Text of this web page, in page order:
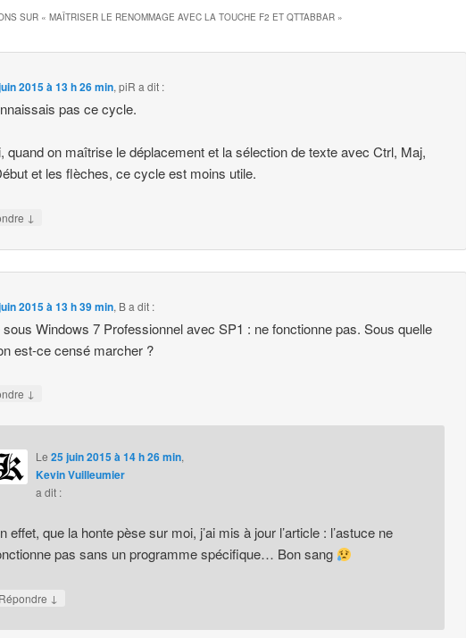
SUR « MAÎTRISER LE RENOMMAGE AVEC LA TOUCHE F2 ET QTTABBAR»
2015 à 13 h 26 min,piR a dit :
pas ce cycle.
quand on maîtrise le déplacement et la sélection de texte avec Ctrl, Maj,
et les flèches, ce cycle est moins utile.
↓
2015 à 13 h 39 min, Ba dit :
sous Windows 7 Professionnel avec SP1 : ne fonctionne pas. Sous quelle
est-ce censé marcher ?
↓
Le 25 juin 2015 à 14 h 26 min,
Kevin Vuilleumier
a dit :
effet, que la honte pèse sur moi, j’ai mis à jour l’article : l’astuce ne
pas sans un programme spécifique… Bon sang
Répondre ↓